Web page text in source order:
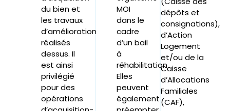
du bien et
les travaux
d’amélioration
réalisés
dessus. Il
est ainsi
privilégié
pour des
opérations
MOI
dans le
cadre
d’un bail
à
réhabilitation.
Elles
peuvent
également
dépôts et
consignations),
d’Action
Logement
et/ou de la
Caisse
d’Allocations
Familiales
(CAF),